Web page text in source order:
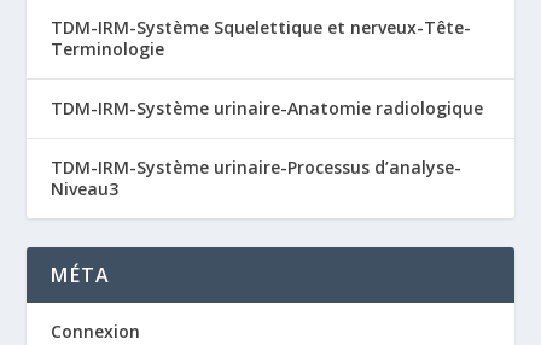
TDM-IRM-Système Squelettique et nerveux-Tête-
Terminologie
TDM-IRM-Système urinaire-Anatomie radiologique
TDM-IRM-Système urinaire-Processus d’analyse-
Niveau3
MÉTA
Connexion